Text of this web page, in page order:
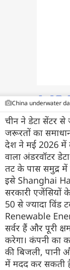
China underwater
चीन ने डेटा सेंटर से
जरूरतों का
देश ने मई 2026 में
वाला अंडरवॉटर
तट के पास समुद्र में
इसे Shanghai
सरकारी एजेंसियों
50 से ज्यादा विंड
Renewable
सर्वर हैं और पूरी
करेगा। कंपनी का
की बिजली,
में मदद कर सकती